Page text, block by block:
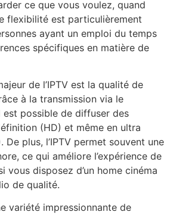
ce que vous voulez, quand
flexibilité est particulièrement
ayant un emploi du temps
spécifiques en matière de
de l’IPTV est la qualité de
à la transmission via le
possible de diffuser des
(HD) et même en ultra
plus, l’IPTV permet souvent une
ce qui améliore l’expérience de
vous disposez d’un home cinéma
de qualité.
variété impressionnante de